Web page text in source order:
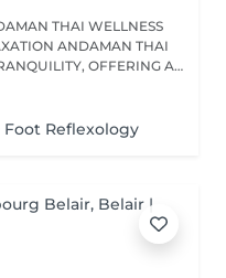
THAI WELLNESS
ANDAMAN THAI
OFFERING A
Foot Reflexology